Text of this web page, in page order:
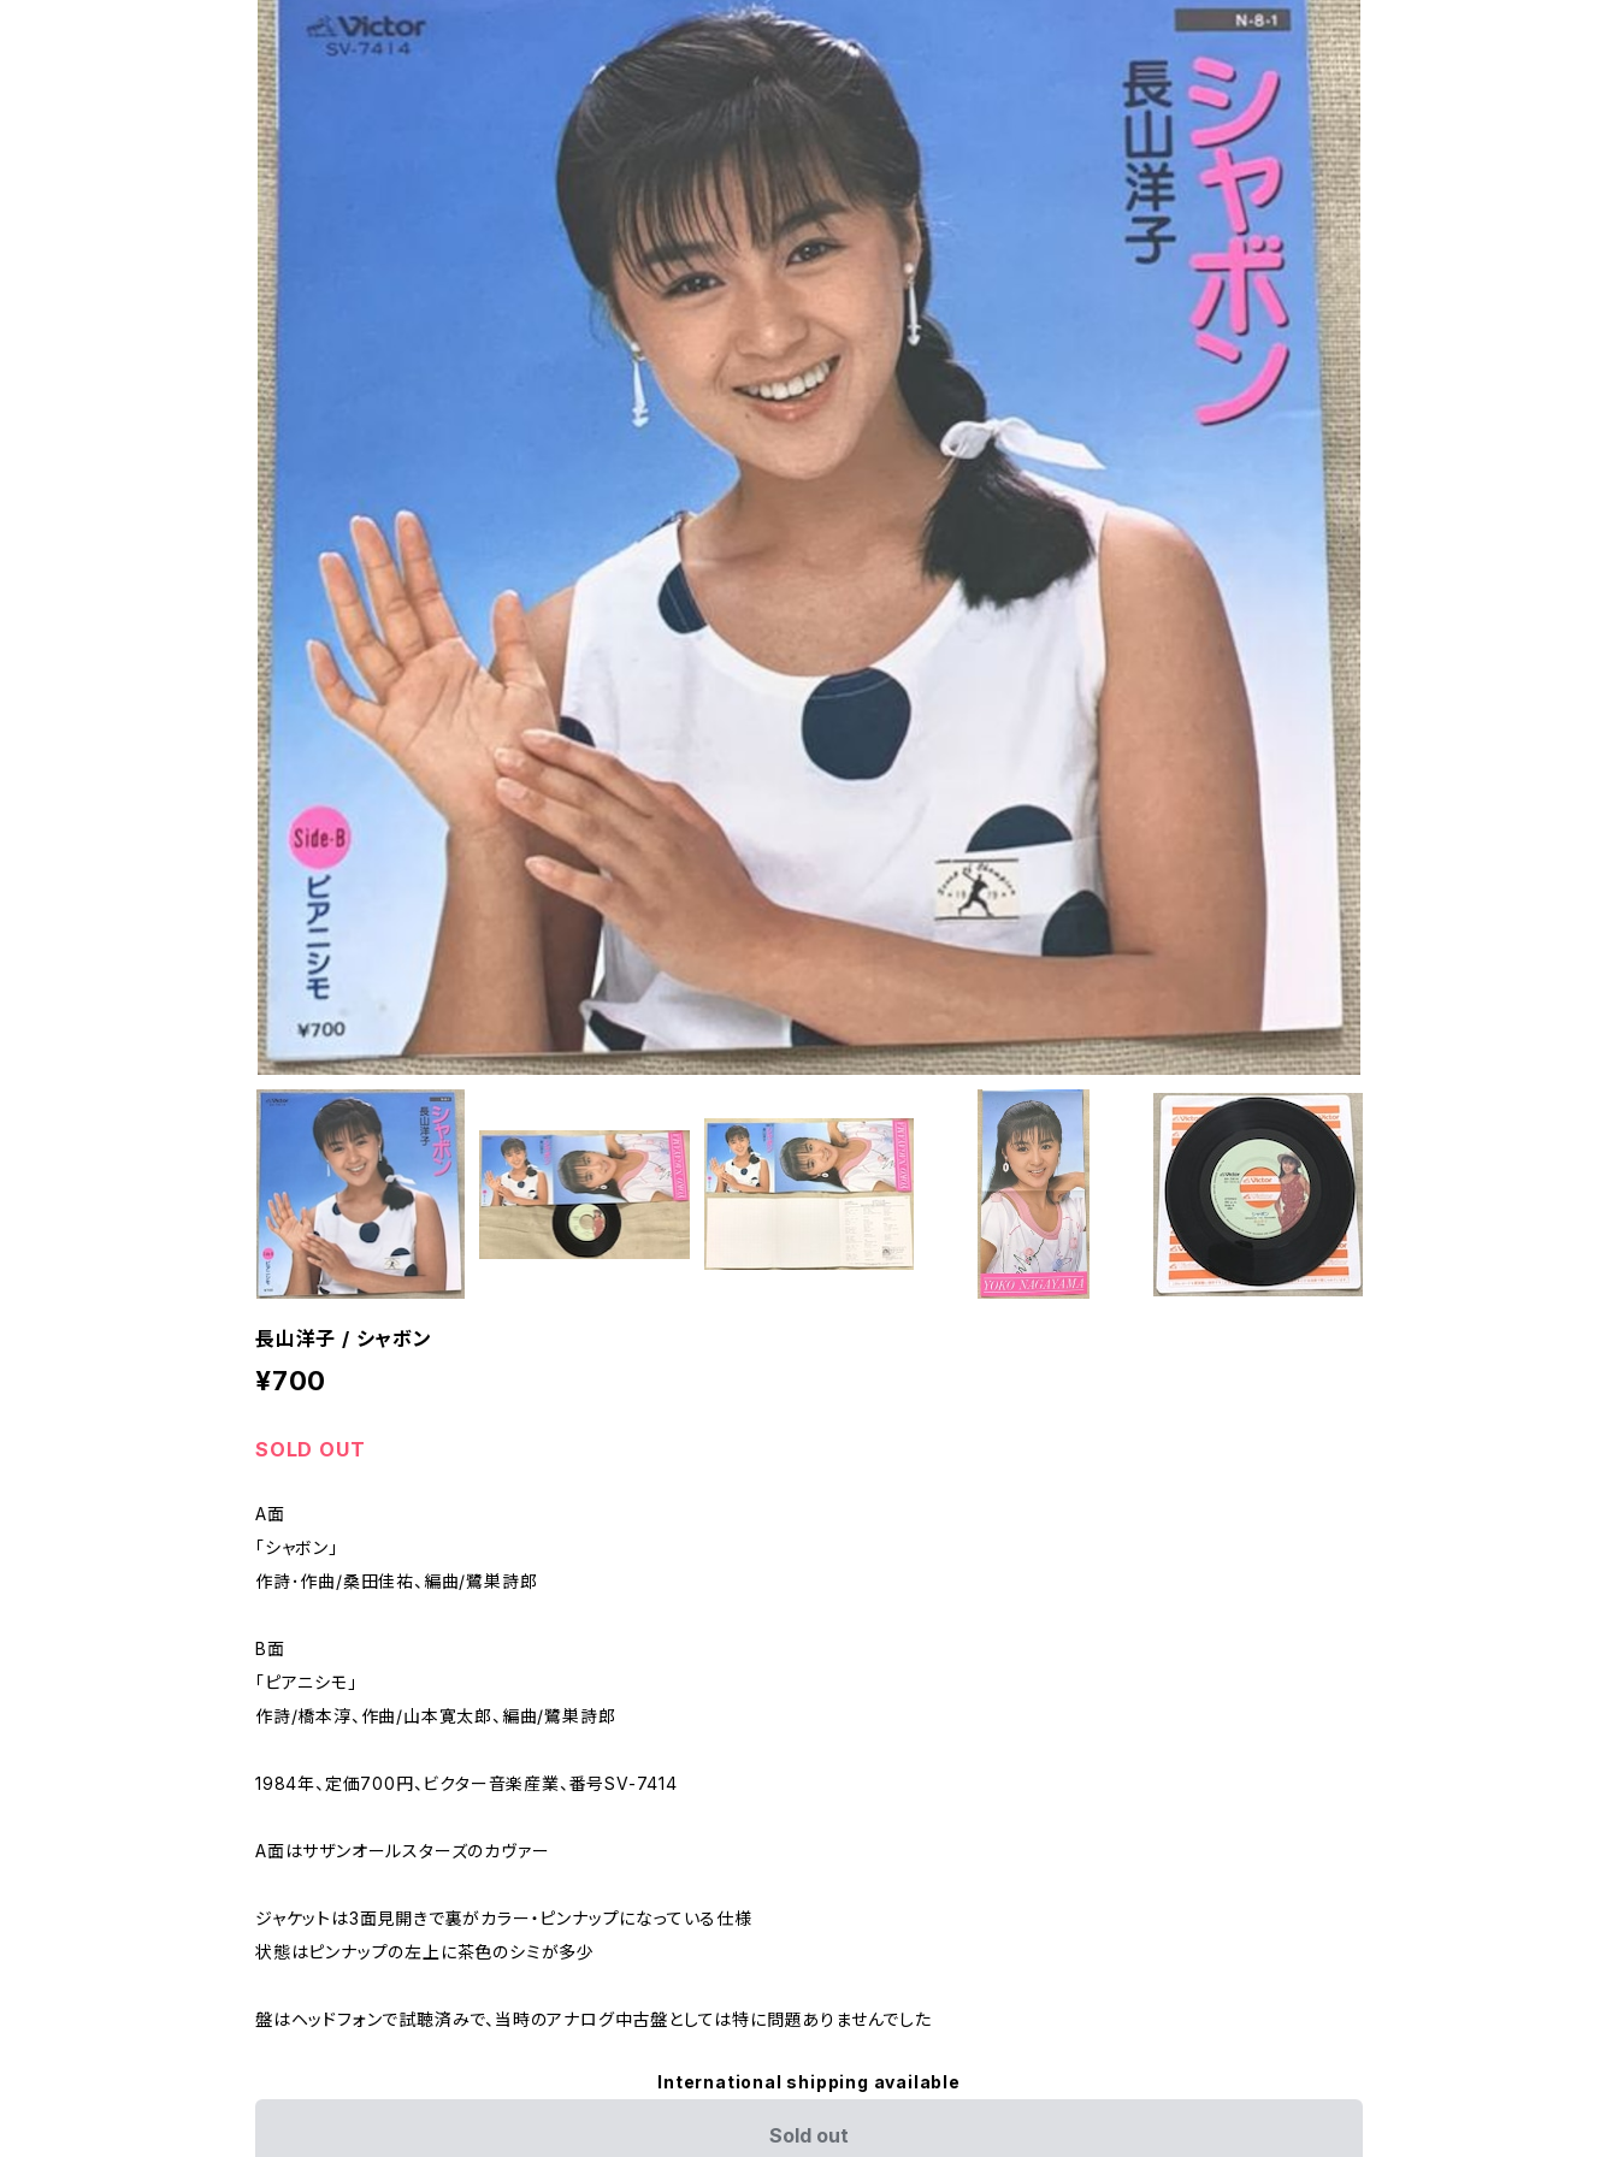
長山洋子 / シャボン
¥700
SOLD OUT
A面
「シャボン」
作詩･作曲/桑田佳祐、編曲/鷺巣詩郎
B面
「ピアニシモ」
作詩/橋本淳、作曲/山本寛太郎、編曲/鷺巣詩郎
1984年、定価700円、ビクター音楽産業、番号SV-7414
A面はサザンオールスターズのカヴァー
ジャケットは3面見開きで裏がカラー・ピンナップになっている仕様
状態はピンナップの左上に茶色のシミが多少
盤はヘッドフォンで試聴済みで、当時のアナログ中古盤としては特に問題ありませんでした
International shipping available
Sold out